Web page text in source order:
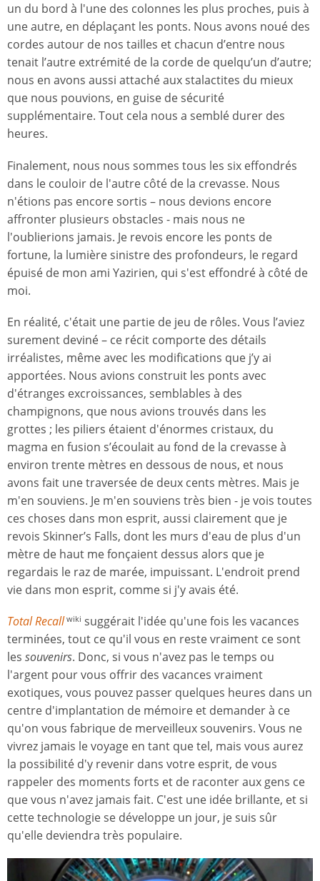
un du bord à l'une des colonnes les plus proches, puis à
une autre, en déplaçant les ponts. Nous avons noué des
cordes autour de nos tailles et chacun d’entre nous
tenait l’autre extrémité de la corde de quelqu’un d’autre;
nous en avons aussi attaché aux stalactites du mieux
que nous pouvions, en guise de sécurité
supplémentaire. Tout cela nous a semblé durer des
heures.
Finalement, nous nous sommes tous les six effondrés
dans le couloir de l'autre côté de la crevasse. Nous
n'étions pas encore sortis – nous devions encore
affronter plusieurs obstacles - mais nous ne
l'oublierions jamais. Je revois encore les ponts de
fortune, la lumière sinistre des profondeurs, le regard
épuisé de mon ami Yazirien, qui s'est effondré à côté de
moi.
En réalité, c'était une partie de jeu de rôles. Vous l’aviez
surement deviné – ce récit comporte des détails
irréalistes, même avec les modifications que j’y ai
apportées. Nous avions construit les ponts avec
d'étranges excroissances, semblables à des
champignons, que nous avions trouvés dans les
grottes ; les piliers étaient d'énormes cristaux, du
magma en fusion s’écoulait au fond de la crevasse à
environ trente mètres en dessous de nous, et nous
avons fait une traversée de deux cents mètres. Mais je
m'en souviens. Je m'en souviens très bien - je vois toutes
ces choses dans mon esprit, aussi clairement que je
revois Skinner’s Falls, dont les murs d'eau de plus d'un
mètre de haut me fonçaient dessus alors que je
regardais le raz de marée, impuissant. L'endroit prend
vie dans mon esprit, comme si j'y avais été.
Total Recallwiki suggérait l'idée qu'une fois les vacances
terminées, tout ce qu'il vous en reste vraiment ce sont
les souvenirs. Donc, si vous n'avez pas le temps ou
l'argent pour vous offrir des vacances vraiment
exotiques, vous pouvez passer quelques heures dans un
centre d'implantation de mémoire et demander à ce
qu'on vous fabrique de merveilleux souvenirs. Vous ne
vivrez jamais le voyage en tant que tel, mais vous aurez
la possibilité d'y revenir dans votre esprit, de vous
rappeler des moments forts et de raconter aux gens ce
que vous n'avez jamais fait. C'est une idée brillante, et si
cette technologie se développe un jour, je suis sûr
qu'elle deviendra très populaire.